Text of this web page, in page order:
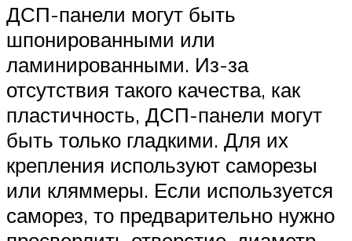
ДСП-панели могут быть
шпонированными или
ламинированными. Из-за
отсутствия такого качества, как
пластичность, ДСП-панели могут
быть только гладкими. Для их
крепления используют саморезы
или кляммеры. Если используется
саморез, то предварительно нужно